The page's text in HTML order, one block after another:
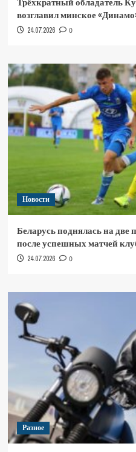
возглавил минское
24.07.2026 0
Новости
Беларусь поднялась на
после успешных матчей
24.07.2026 0
Разное